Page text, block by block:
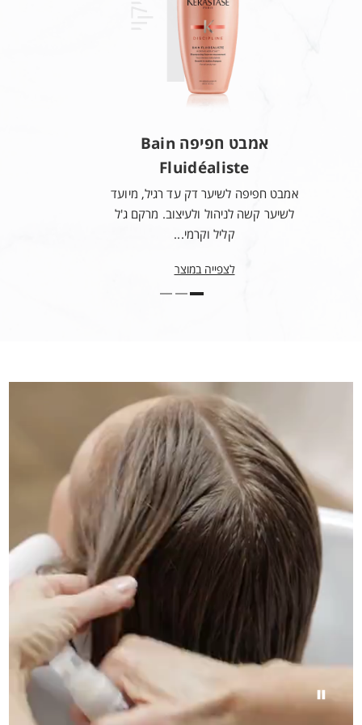
Trideceth-10 ● Phenyl Trimethicone ● Phenoxyethanol ●
Arginine ● Glutamic Acid ● Ppg-1 Trideceth-6 ● Benzyl
Salicylate ● Serine ● Hydroxypropyltrimonium
Hydrolyzed Wheat Protein ● Chlorhexidine Digluconate ●
Benzyl Alcohol ● Quaternium-87 ● 2-Oleamido-1,3-
Ionone ● Geraniol ● Citronellol ● Cinnamyl Alcohol ●
Parfum / Fragrance
אמבט חפיפה Bain
Fluidéaliste
אמבט חפיפה לשיער דק עד רגיל, מיועד
לשיער קשה לניהול ולעיצוב. מרקם ג'ל
קליל וקרמי...
לצפייה במוצר